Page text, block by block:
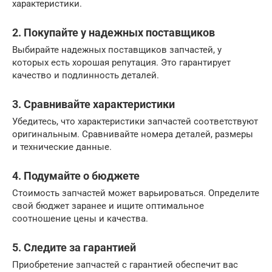
характеристики.
2. Покупайте у надежных поставщиков
Выбирайте надежных поставщиков запчастей, у
которых есть хорошая репутация. Это гарантирует
качество и подлинность деталей.
3. Сравнивайте характеристики
Убедитесь, что характеристики запчастей соответствуют
оригинальным. Сравнивайте номера деталей, размеры
и технические данные.
4. Подумайте о бюджете
Стоимость запчастей может варьироваться. Определите
свой бюджет заранее и ищите оптимальное
соотношение цены и качества.
5. Следите за гарантией
Приобретение запчастей с гарантией обеспечит вас